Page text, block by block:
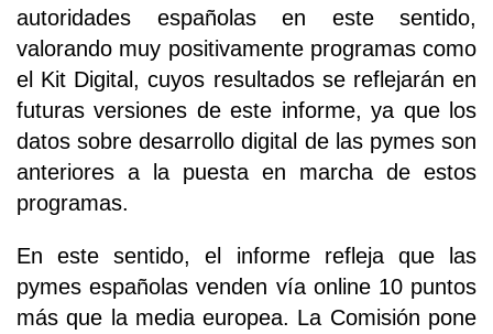
autoridades españolas en este sentido,
valorando muy positivamente programas como
el Kit Digital, cuyos resultados se reflejarán en
futuras versiones de este informe, ya que los
datos sobre desarrollo digital de las pymes son
anteriores a la puesta en marcha de estos
programas.
En este sentido, el informe refleja que las
pymes españolas venden vía online 10 puntos
más que la media europea. La Comisión pone